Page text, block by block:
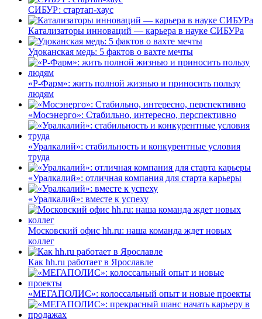
СИБУР: стартап-хаус
Катализаторы инноваций — карьера в науке СИБУРа
Удоканская медь: 5 фактов о вахте мечты
«Р-Фарм»: жить полной жизнью и приносить пользу
людям
«Мосэнерго»: Стабильно, интересно, перспективно
«Уралкалий»: стабильность и конкурентные условия
труда
«Уралкалий»: отличная компания для старта карьеры
«Уралкалий»: вместе к успеху
Московский офис hh.ru: наша команда ждет новых
коллег
Как hh.ru работает в Ярославле
«МЕГАПОЛИС»: колоссальный опыт и новые проекты